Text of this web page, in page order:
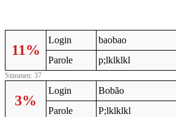
11%
Login
baobao
Parole
p;lklklkl
Stimmen: 37
3%
Login
Bobão
Parole
P;lklklkl